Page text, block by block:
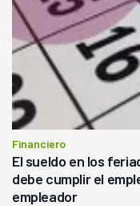
Financiero
El sueldo en los
debe cumplir el
empleador